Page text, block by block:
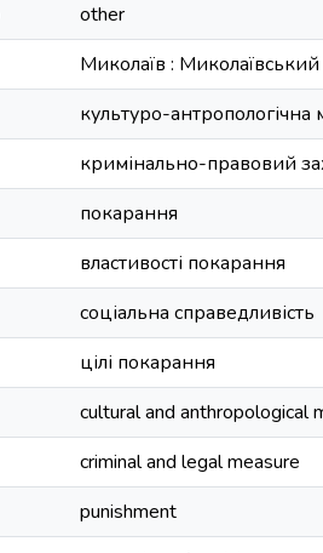
other
Миколаїв :
культуро-антропологічна
кримінально-правовий
покарання
властивості покарання
соціальна справедливість
цілі покарання
cultural and anthropological
criminal and legal measure
punishment